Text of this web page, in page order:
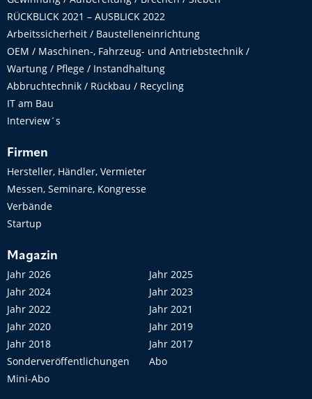
RÜCKBLICK 2021 – AUSBLICK 2022
Arbeitssicherheit / Baustelleneinrichtung
OEM / Maschinen-, Fahrzeug- und Antriebstechnik /
Wartung / Pflege / Instandhaltung
Abbruchtechnik / Rückbau / Recycling
IT am Bau
Interview´s
Firmen
Hersteller, Händler, Vermieter
Messen, Seminare, Kongresse
Verbände
Startup
Magazin
Jahr 2026
Jahr 2025
Jahr 2024
Jahr 2023
Jahr 2022
Jahr 2021
Jahr 2020
Jahr 2019
Jahr 2018
Jahr 2017
Sonderveröffentlichungen
Abo
Mini-Abo